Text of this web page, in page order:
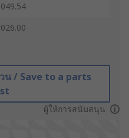
น / Save to a parts
ผู้ให้การสนับสนุน